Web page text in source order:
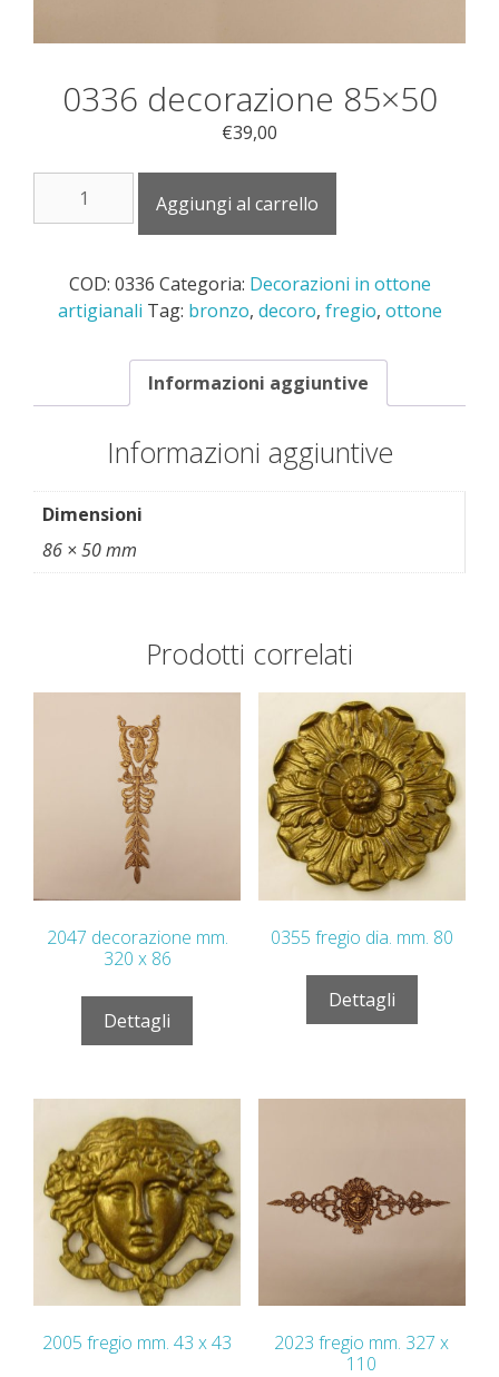
0336 decorazione 85×50
€39,00
decorazione
Aggiungi al carrello
COD: 0336 Categoria: Decorazioni in ottone
artigianali Tag: bronzo, decoro, fregio, ottone
Informazioni aggiuntive
Informazioni aggiuntive
Dimensioni
86 × 50 mm
Prodotti correlati
2047 decorazione mm.
320 x 86
Dettagli
0355 fregio dia. mm. 80
Dettagli
2005 fregio mm. 43 x 43
2023 fregio mm. 327 x
110